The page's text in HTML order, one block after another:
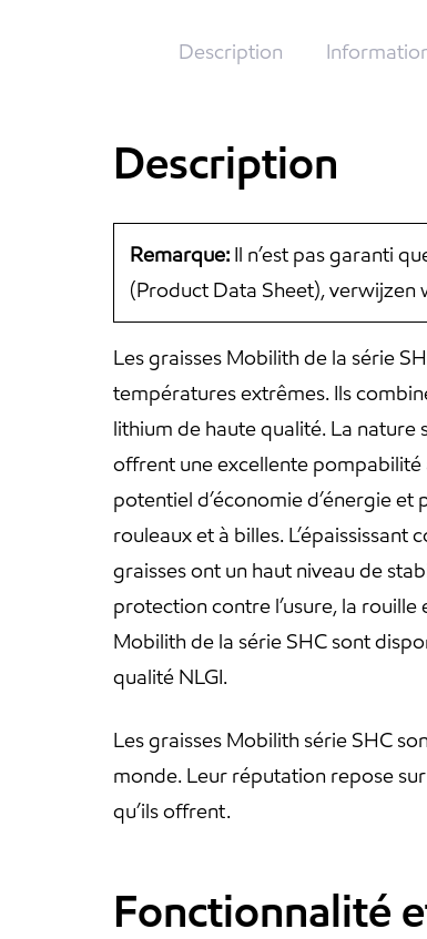
Description
Description
Remarque: Il n’est pas garanti
(Product Data Sheet),
Les graisses Mobilith de la série
températures extrêmes. Ils
lithium de haute qualité. La
offrent une excellente
potentiel d’économie d’énergie
rouleaux et à billes.
graisses ont un haut niveau de
protection contre l’usure, la
Mobilith de la série SHC sont
qualité NLGI.
Les graisses Mobilith série SHC
monde. Leur réputation repose
qu’ils offrent.
Fonctionnalité